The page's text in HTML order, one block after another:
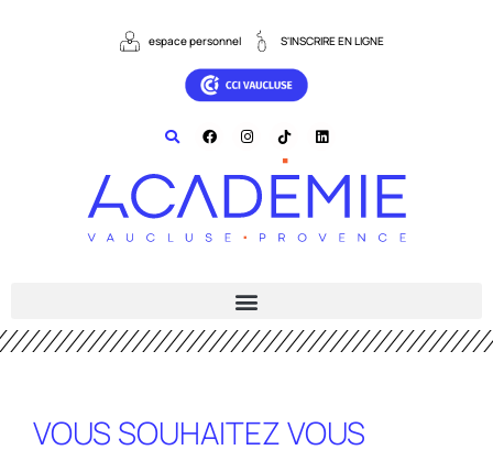
espace personnel S'INSCRIRE EN LIGNE
VOUS SOUHAITEZ VOUS